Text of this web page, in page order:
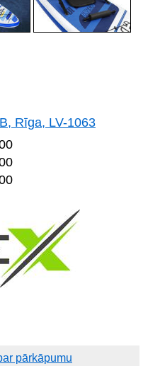
Rīga, LV-1063
pārkāpumu